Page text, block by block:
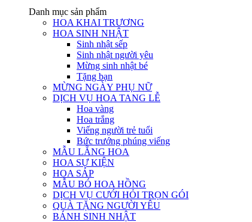
Danh mục sản phẩm
HOA KHAI TRƯƠNG
HOA SINH NHẬT
Sinh nhật sếp
Sinh nhật người yêu
Mừng sinh nhật bé
Tặng bạn
MỪNG NGÀY PHỤ NỮ
DỊCH VỤ HOA TANG LỄ
Hoa vàng
Hoa trắng
Viếng người trẻ tuổi
Bức trướng phúng viếng
MẪU LẴNG HOA
HOA SỰ KIỆN
HOA SÁP
MẪU BÓ HOA HỒNG
DỊCH VỤ CƯỚI HỎI TRỌN GÓI
QUÀ TẶNG NGƯỜI YÊU
BÁNH SINH NHẬT